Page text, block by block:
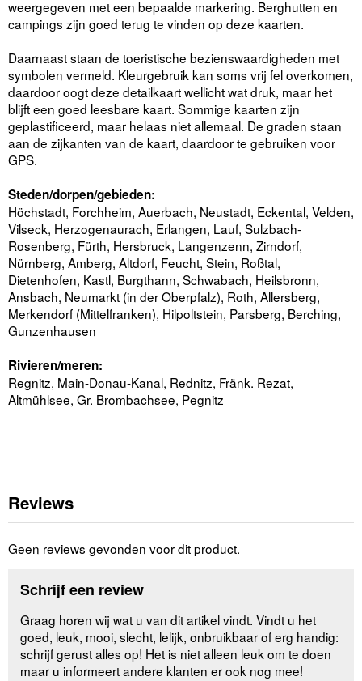
weergegeven met een bepaalde markering. Berghutten en
campings zijn goed terug te vinden op deze kaarten.
Daarnaast staan de toeristische bezienswaardigheden met
symbolen vermeld. Kleurgebruik kan soms vrij fel overkomen,
daardoor oogt deze detailkaart wellicht wat druk, maar het
blijft een goed leesbare kaart. Sommige kaarten zijn
geplastificeerd, maar helaas niet allemaal. De graden staan
aan de zijkanten van de kaart, daardoor te gebruiken voor
GPS.
Steden/dorpen/gebieden:
Höchstadt, Forchheim, Auerbach, Neustadt, Eckental, Velden,
Vilseck, Herzogenaurach, Erlangen, Lauf, Sulzbach-
Rosenberg, Fürth, Hersbruck, Langenzenn, Zirndorf,
Nürnberg, Amberg, Altdorf, Feucht, Stein, Roßtal,
Dietenhofen, Kastl, Burgthann, Schwabach, Heilsbronn,
Ansbach, Neumarkt (in der Oberpfalz), Roth, Allersberg,
Merkendorf (Mittelfranken), Hilpoltstein, Parsberg, Berching,
Gunzenhausen
Rivieren/meren:
Regnitz, Main-Donau-Kanal, Rednitz, Fränk. Rezat,
Altmühlsee, Gr. Brombachsee, Pegnitz
Reviews
Geen reviews gevonden voor dit product.
Schrijf een review
Graag horen wij wat u van dit artikel vindt. Vindt u het
goed, leuk, mooi, slecht, lelijk, onbruikbaar of erg handig:
schrijf gerust alles op! Het is niet alleen leuk om te doen
maar u informeert andere klanten er ook nog mee!